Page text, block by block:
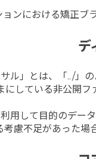
ンにおける矯正ブ
デ
サル」とは、「../」
している非公開フ
用して目的のデー
考慮不足があった場